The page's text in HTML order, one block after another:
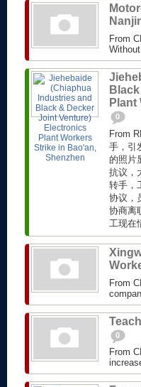
From
Plant
0
From
手，引
的照片
抗议，
转手，
协议，
协商离
工现在
From
0
From